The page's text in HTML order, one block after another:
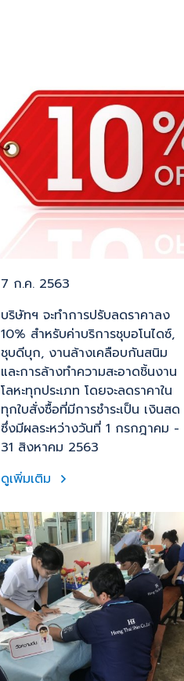
7 ก.ค. 2563
บริษัทฯ จะทำการปรับลดราคาลง
10% สำหรับค่าบริการชุบอโนไดซ์,
ชุบดีบุก, งานล้างเคลือบกันสนิม
และการล้างทำความสะอาดชิ้นงาน
โลหะทุกประเภท โดยจะลดราคาใน
ทุกใบสั่งซื้อที่มีการชำระเป็น เงินสด
ซึ่งมีผลระหว่างวันที่ 1 กรกฎาคม -
31 สิงหาคม 2563
ดูเพิ่มเติม